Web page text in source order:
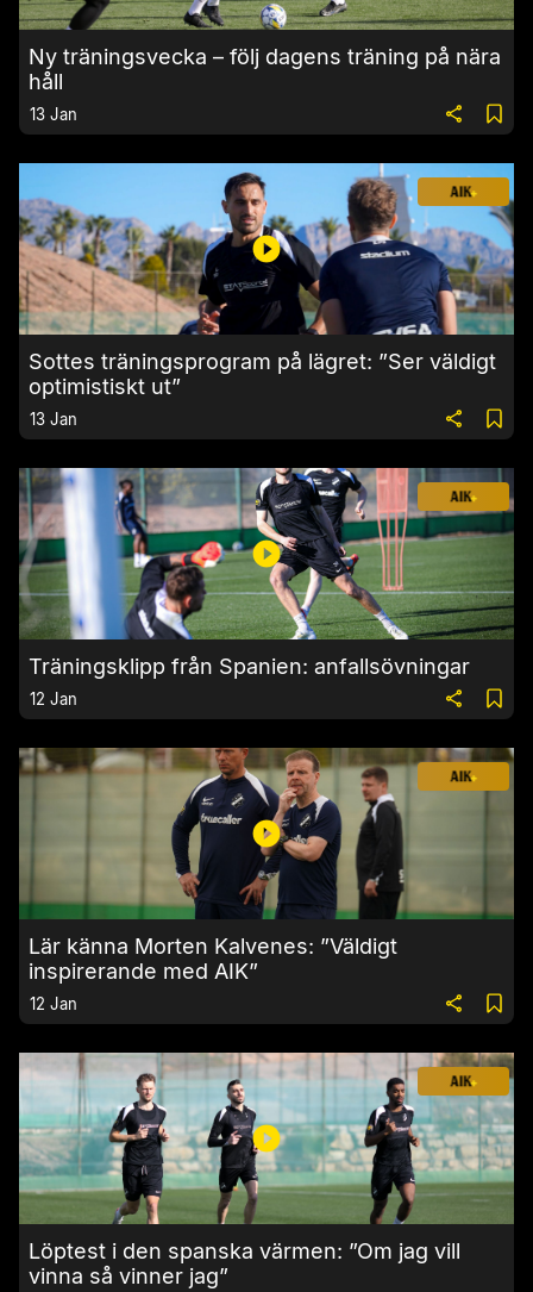
Ny träningsvecka – följ dagens träning på nära
håll
13 Jan
Sottes träningsprogram på lägret: ”Ser väldigt
optimistiskt ut”
13 Jan
Träningsklipp från Spanien: anfallsövningar
12 Jan
Lär känna Morten Kalvenes: ”Väldigt
inspirerande med AIK”
12 Jan
Löptest i den spanska värmen: ”Om jag vill
vinna så vinner jag”